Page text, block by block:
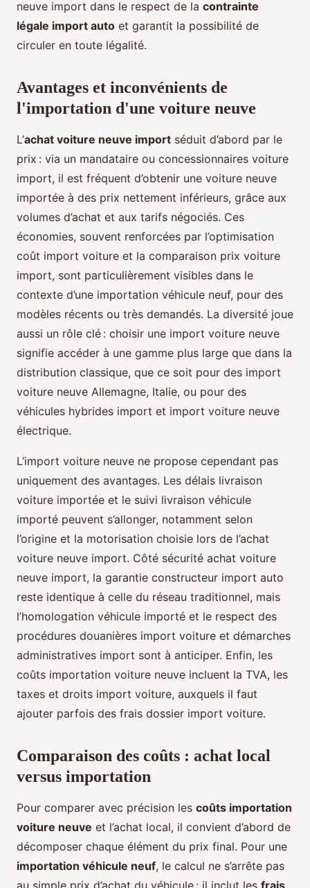
neuve import dans le respect de la contrainte
légale import auto et garantit la possibilité de
circuler en toute légalité.
Avantages et inconvénients de
l'importation d'une voiture neuve
L’achat voiture neuve import séduit d’abord par le
prix : via un mandataire ou concessionnaires voiture
import, il est fréquent d’obtenir une voiture neuve
importée à des prix nettement inférieurs, grâce aux
volumes d’achat et aux tarifs négociés. Ces
économies, souvent renforcées par l’optimisation
coût import voiture et la comparaison prix voiture
import, sont particulièrement visibles dans le
contexte d’une importation véhicule neuf, pour des
modèles récents ou très demandés. La diversité joue
aussi un rôle clé : choisir une import voiture neuve
signifie accéder à une gamme plus large que dans la
distribution classique, que ce soit pour des import
voiture neuve Allemagne, Italie, ou pour des
véhicules hybrides import et import voiture neuve
électrique.
L’import voiture neuve ne propose cependant pas
uniquement des avantages. Les délais livraison
voiture importée et le suivi livraison véhicule
importé peuvent s’allonger, notamment selon
l’origine et la motorisation choisie lors de l’achat
voiture neuve import. Côté sécurité achat voiture
neuve import, la garantie constructeur import auto
reste identique à celle du réseau traditionnel, mais
l’homologation véhicule importé et le respect des
procédures douanières import voiture et démarches
administratives import sont à anticiper. Enfin, les
coûts importation voiture neuve incluent la TVA, les
taxes et droits import voiture, auxquels il faut
ajouter parfois des frais dossier import voiture.
Comparaison des coûts : achat local
versus importation
Pour comparer avec précision les coûts importation
voiture neuve et l’achat local, il convient d’abord de
décomposer chaque élément du prix final. Pour une
importation véhicule neuf, le calcul ne s’arrête pas